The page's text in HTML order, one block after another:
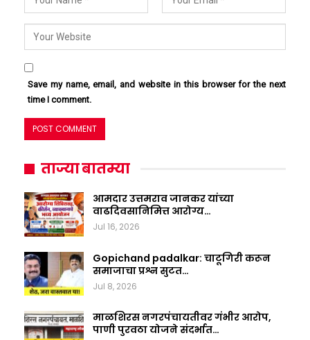
Save my name, email, and website in this browser for the next
time I comment.
ताज्या बातम्या
आमदार उत्तमराव जानकर यांच्या
वाढदिवसानिमित्त आरोग्य…
Jul 16, 2026
Gopichand padalkar: चाटूगिरी करून
समाजाचा प्रश्न सुटत…
Jul 8, 2026
माळशिरस नगरपंचायतीवर गंभीर आरोप,
पाणी पुरवठा योजने संदर्भात…